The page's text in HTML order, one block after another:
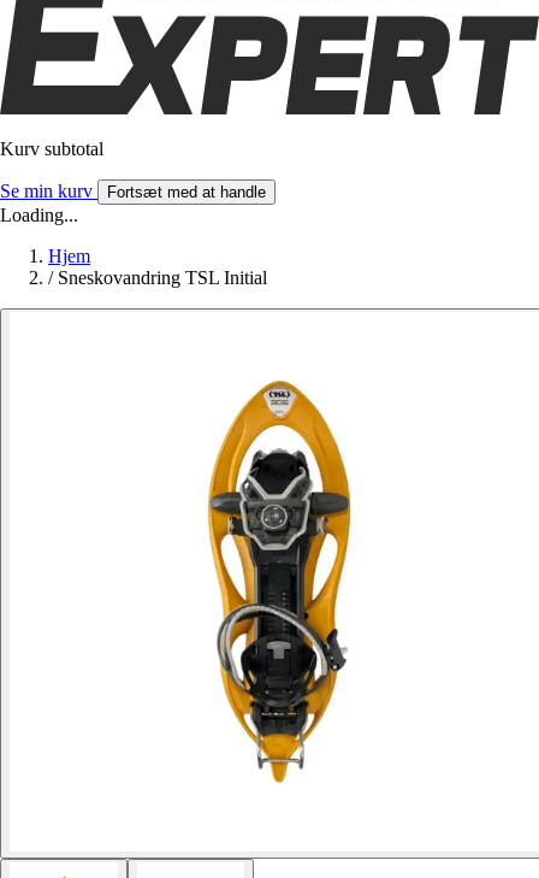
Kurv subtotal
Se min kurv Fortsæt med at handle
Loading...
Hjem
/ Sneskovandring TSL Initial